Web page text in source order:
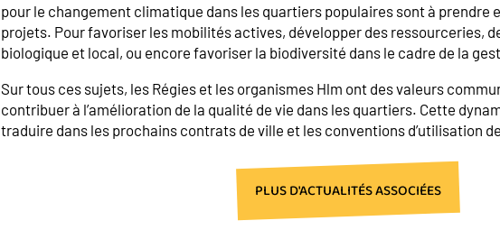
pour le changement climatique dans les quartiers populaires sont à prendre
projets. Pour favoriser les mobilités actives, développer des ressourceries,
biologique et local, ou encore favoriser la biodiversité dans le cadre de la
Sur tous ces sujets, les Régies et les organismes Hlm ont des valeurs
contribuer à l’amélioration de la qualité de vie dans les quartiers. Cette
traduire dans les prochains contrats de ville et les conventions d’utilisation
PLUS D'ACTUALITÉS ASSOCIÉES